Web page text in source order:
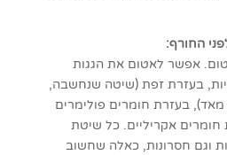
החורף:
אפשר לאטום את הגגות
בעזרת זפת (שיטה שנחשבה,
בעזרת חומרים פולימרים
חומרים אקריליים. כל שיטת
וגם חסרונות, כאלה שחשוב